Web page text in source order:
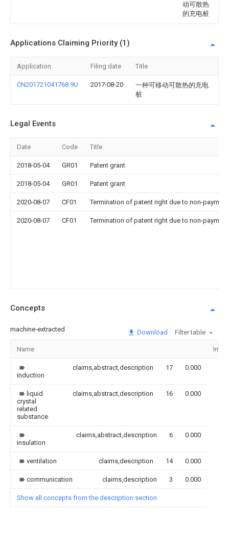
动可散热
的充电桩
Applications Claiming Priority (1)
Application Filing date Title
CN201721041768.9U 2017-08-20
一种可移动可散热的充电
桩
Legal Events
Date Code Title
2018-05-04 GR01 Patent grant
2018-05-04 GR01 Patent grant
2020-08-07 CF01 Termination of patent right due to non-
2020-08-07 CF01 Termination of patent right due to non-
Concepts
machine-extracted Download Filter table
Name
induction
claims,abstract,description 17 0.000
liquid
crystal
related
substance
claims,abstract,description 16 0.000
insulation
claims,abstract,description 6 0.000
ventilation claims,description 14 0.000
communication claims,description 3 0.000
Show all concepts from the description section